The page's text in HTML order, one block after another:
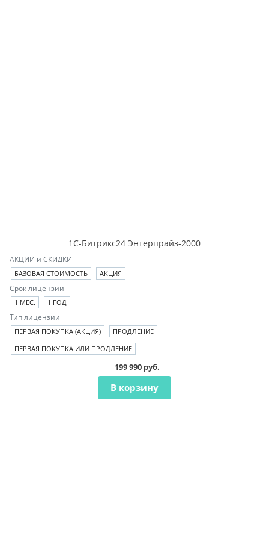
1С-Битрикс24 Энтерпрайз-2000
АКЦИИ и СКИДКИ
БАЗОВАЯ СТОИМОСТЬ АКЦИЯ
Срок лицензии
1 МЕС. 1 ГОД
Тип лицензии
ПЕРВАЯ ПОКУПКА (АКЦИЯ)
ПРОДЛЕНИЕ
ПЕРВАЯ ПОКУПКА ИЛИ ПРОДЛЕНИЕ
199 990 руб.
В корзину